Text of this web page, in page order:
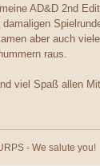
AD&D 2nd
damaligen
aber auch
raus.
viel Spaß allen
- We salute you!